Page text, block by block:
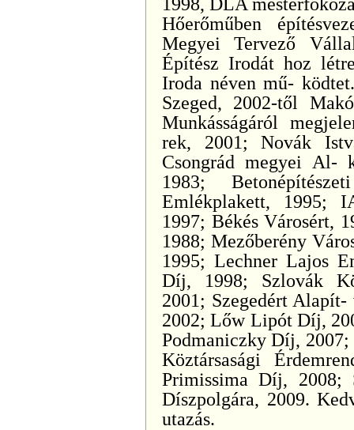
Hőerőműben
Megyei Tervező
Építész Irodát hoz
Iroda néven mű-
Szeged, 2002-től
Munkásságáról
rek, 2001; Novák
Csongrád megyei
1983;
Emlékplakett, 1995;
1997; Békés Városért,
1988; Mezőberény
1995; Lechner Lajos
Díj, 1998; Szlovák
2001; Szegedért
2002; Lőw Lipót Díj,
Podmaniczky Díj,
Köztársasági
Primissima Díj, 2008;
Díszpolgára, 2009.
utazás.